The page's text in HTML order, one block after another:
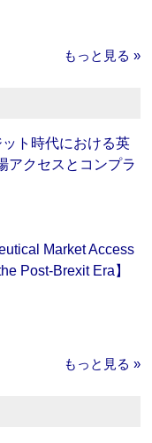
もっと見る »
ット時代における英
アクセスとコンプラ
Market Access
Post-Brexit Era】
もっと見る »